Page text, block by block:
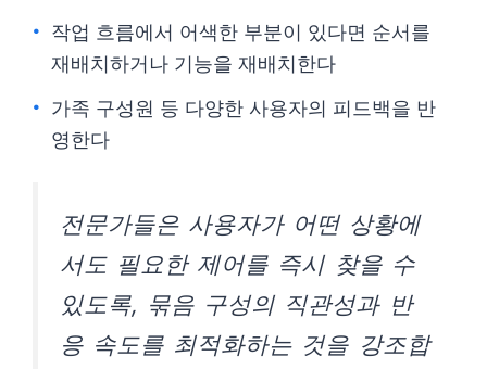
작업 흐름에서 어색한 부분이 있다면 순서를
재배치하거나 기능을 재배치한다
가족 구성원 등 다양한 사용자의 피드백을 반
영한다
전문가들은 사용자가 어떤 상황에
서도 필요한 제어를 즉시 찾을 수
있도록, 묶음 구성의 직관성과 반
응 속도를 최적화하는 것을 강조합